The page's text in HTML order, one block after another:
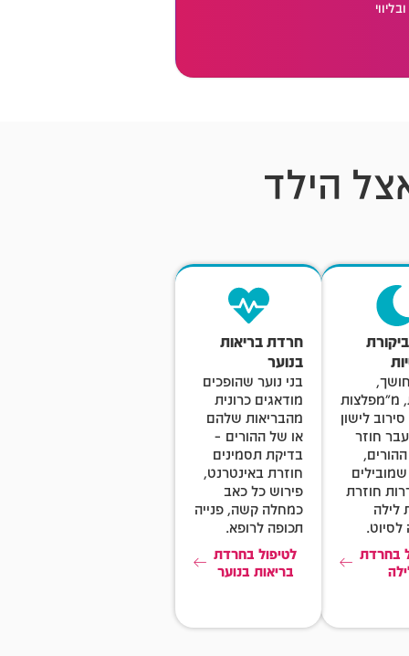
הילד
מ"מפלצות
לישון
חוזר
חוזרת
לילה
בחרדת
חרדת בריאות
בנוער
בני נוער שהופכים
מודאגים כרונית
מהבריאות שלהם
או של ההורים –
בדיקת תסמינים
חוזרת באינטרנט,
פירוש כל כאב
כמחלה קשה, פנייה
תכופה לרופא.
לטיפול בחרדת
בריאות בנוער